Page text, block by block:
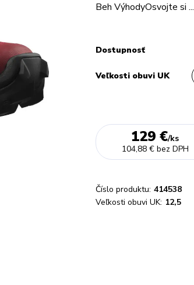
Beh VýhodyOsvojte si ...
Dostupnosť
Veľkosti obuvi UK
129 €/ks
104,88 € bez DPH
Číslo produktu: 414538
Veľkosti obuvi UK: 12,5